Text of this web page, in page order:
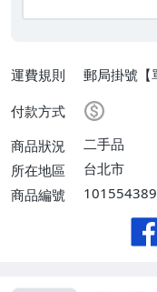
運費規則
郵局掛號【
滿$20000
付款方式
商品狀況
二手品
所在地區
台北市
商品編號